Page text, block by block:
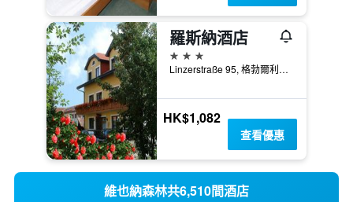
羅斯納酒店
3星級
Linzerstraße 95, 格勃爾利澤, 下奧地利州, 奧地利
HK$1,082
查看優惠
維也納森林共6,510間酒店